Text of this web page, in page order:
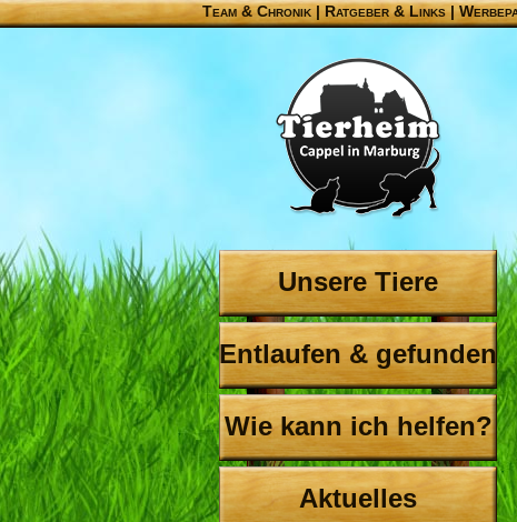
Team & Chronik |Ratgeber & Links|
Unsere Tiere
Entlaufen & gefunden
Wie kann ich helfen?
Aktuelles